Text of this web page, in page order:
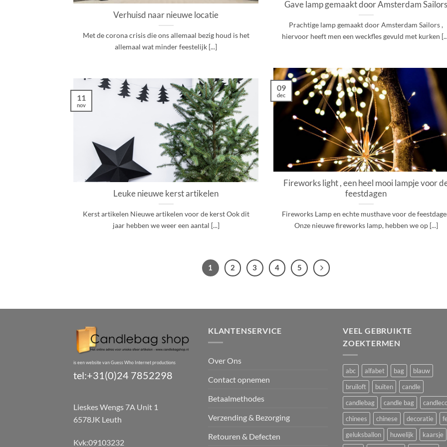
Gave lamp gemaakt door Amsterdam Sailors
Prachtige lamp gemaakt door Amsterdam Sailors ,
hiervoor heeft men een weckfles gevuld met kurken
Verhuisd naar nieuwe locatie
Met de corona crisis die ons allemaal bezig houd is het
allemaal wat minder feestelijk [...]
Fireworks light , een heel mooi lampje voor
feestdagen
Fireworks Lamp en echte musthave voor de
Onze nieuwe fireworks lamp, hebben we op [...]
09
dec
Leuke nieuwe kerst artikelen
Kerst artikelen Nieuwe artikelen voor de kerst Ook dit
jaar hebben we weer een aantal [...]
11
nov
1 2 3 4 5
is een website van Guess Who Internet productions
tel:+31(0)24 7852298
Lieskes Wengs 7A Unit 1
6578JK Leuth
Kvk:09103232
KLANTENSERVICE
Over Ons
Contact opnemen
Betaalmethodes
Verzending & Bezorging
Retouren & Defecten
VEEL GEBRUIKTE
ZOEKTERMEN
abc alfabet bag
blauw
bruiloft
buiten
candle
candlebag
candle bag
chinees
chinese decoratie
geluksballon
huwelijk
kaarsje